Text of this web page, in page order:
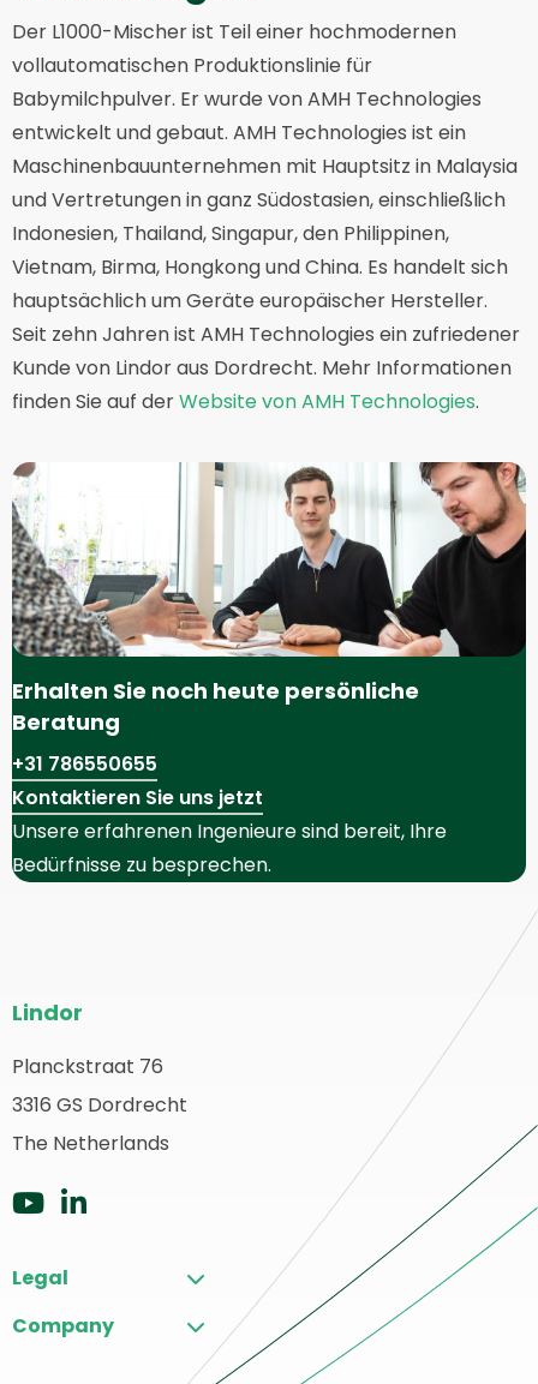
Der L1000-Mischer ist Teil einer hochmodernen
vollautomatischen Produktionslinie für
Babymilchpulver. Er wurde von AMH Technologies
entwickelt und gebaut. AMH Technologies ist ein
Maschinenbauunternehmen mit Hauptsitz in Malaysia
und Vertretungen in ganz Südostasien, einschließlich
Indonesien, Thailand, Singapur, den Philippinen,
Vietnam, Birma, Hongkong und China. Es handelt sich
hauptsächlich um Geräte europäischer Hersteller.
Seit zehn Jahren ist AMH Technologies ein zufriedener
Kunde von Lindor aus Dordrecht. Mehr Informationen
finden Sie auf derWebsite von AMH Technologies.
Erhalten Sie noch heute persönliche
Beratung
+31 786550655
Kontaktieren Sie uns jetzt
Unsere erfahrenen Ingenieure sind bereit, Ihre
Bedürfnisse zu besprechen.
Fußzeile
Lindor
Planckstraat 76
3316 GS Dordrecht
The Netherlands
Zu
gehen
Zu
Legal
Company